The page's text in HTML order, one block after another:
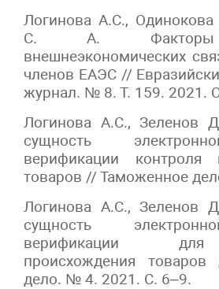
Логинова А.С.,
С. А. Факторы
внешнеэкономических
членов ЕАЭС //
журнал. № 8. Т. 159. 2021.
Логинова А.С., Зеленов
сущность
верификации контроля
товаров // Таможенное
Логинова А.С., Зеленов
сущность
верификации
происхождения
дело. № 4. 2021. С. 6–9.